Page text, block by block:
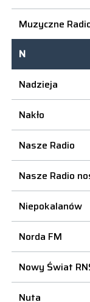
Muzyczne
N
Nadzieja
Nakło
Nasze Radio
Nasze Radio
Niepokalanów
Norda FM
Nowy Świat
Nuta